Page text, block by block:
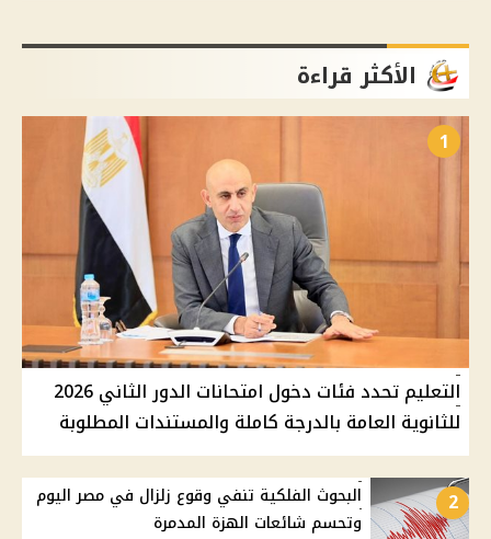
الأكثر قراءة
1
التعليم تحدد فئات دخول امتحانات الدور الثاني 2026
للثانوية العامة بالدرجة كاملة والمستندات المطلوبة
2
البحوث الفلكية تنفي وقوع زلزال في مصر اليوم
وتحسم شائعات الهزة المدمرة